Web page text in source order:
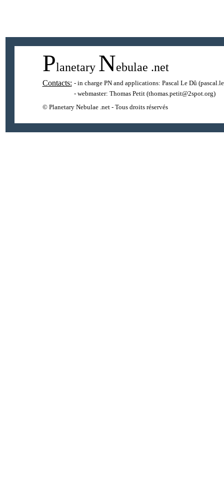
Planetary Nebulae .net
Contacts: - in charge PN and applications: Pascal Le Dû
- webmaster: Thomas Petit(thomas.petit@2spot.org)
© Planetary Nebulae .net - Tous droits réservés